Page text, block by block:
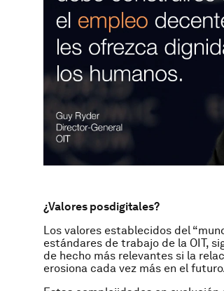
¿Valores posdigitales?
Los valores establecidos del
estándares de trabajo de la OIT,
de hecho más relevantes si la
erosiona cada vez más en el